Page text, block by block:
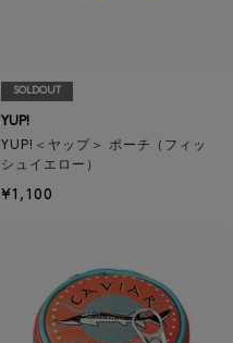
SOLDOUT
YUP!
YUP!＜ヤップ＞ ポーチ（フィッ
シュイエロー）
¥1,100